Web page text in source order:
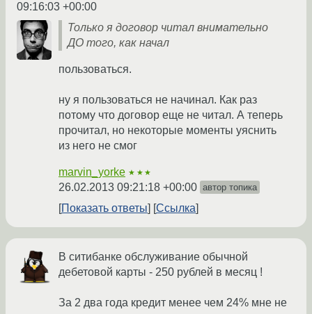
09:16:03 +00:00
Только я договор читал внимательно
ДО того, как начал
пользоваться.
ну я пользоваться не начинал. Как раз
потому что договор еще не читал. А теперь
прочитал, но некоторые моменты уяснить
из него не смог
marvin_yorke ★★★
26.02.2013 09:21:18 +00:00 автор топика
Показать ответы Ссылка
В ситибанке обслуживание обычной
дебетовой карты - 250 рублей в месяц !
За 2 два года кредит менее чем 24% мне не